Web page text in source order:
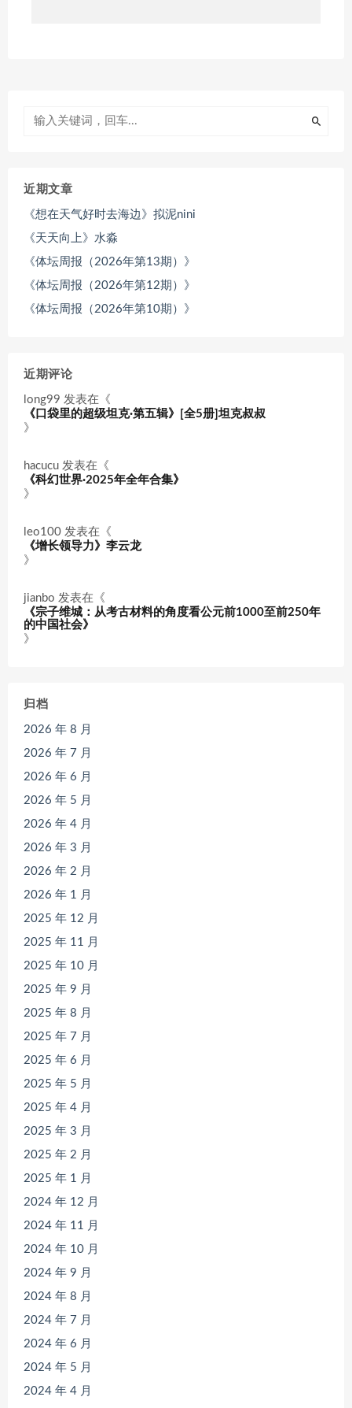
近期文章
《想在天气好时去海边》拟泥nini
《天天向上》水淼
《体坛周报（2026年第13期）》
《体坛周报（2026年第12期）》
《体坛周报（2026年第10期）》
近期评论
long99 发表在《
《口袋里的超级坦克·第五辑》[全5册]坦克叔叔
》
hacucu 发表在《
《科幻世界·2025年全年合集》
》
leo100 发表在《
《增长领导力》李云龙
》
jianbo 发表在《
《宗子维城：从考古材料的角度看公元前1000至前250年
的中国社会》
》
归档
2026 年 8 月
2026 年 7 月
2026 年 6 月
2026 年 5 月
2026 年 4 月
2026 年 3 月
2026 年 2 月
2026 年 1 月
2025 年 12 月
2025 年 11 月
2025 年 10 月
2025 年 9 月
2025 年 8 月
2025 年 7 月
2025 年 6 月
2025 年 5 月
2025 年 4 月
2025 年 3 月
2025 年 2 月
2025 年 1 月
2024 年 12 月
2024 年 11 月
2024 年 10 月
2024 年 9 月
2024 年 8 月
2024 年 7 月
2024 年 6 月
2024 年 5 月
2024 年 4 月